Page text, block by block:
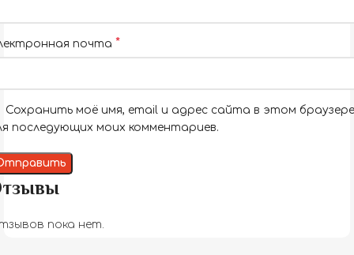
пока нет.
почта *
Сохранить моё имя, email и адрес сайта в этом браузере
последующих моих комментариев.